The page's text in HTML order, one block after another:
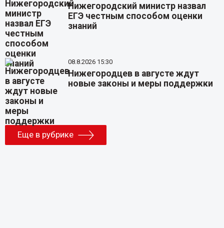
Нижегородский министр назвал
ЕГЭ честным способом оценки
знаний
08.8.2026 15:30
Нижегородцев в августе ждут
новые законы и меры поддержки
Еще в рубрике